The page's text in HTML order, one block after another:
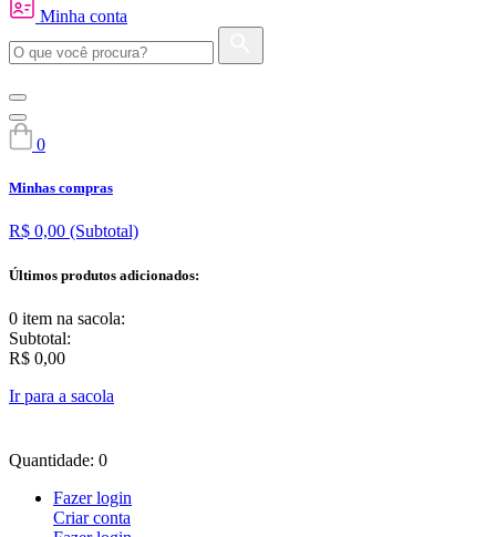
Minha conta
0
Minhas compras
R$ 0,00 (Subtotal)
Últimos produtos adicionados:
0 item na sacola:
Subtotal:
R$ 0,00
Ir para a sacola
Quantidade: 0
Fazer login
Criar conta